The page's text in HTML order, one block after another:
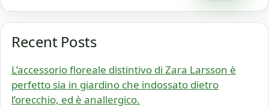
Recent Posts
L’accessorio floreale distintivo di Zara Larsson è
perfetto sia in giardino che indossato dietro
l’orecchio, ed è anallergico.